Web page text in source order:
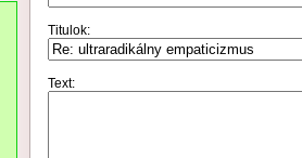
Titulok:
Text: